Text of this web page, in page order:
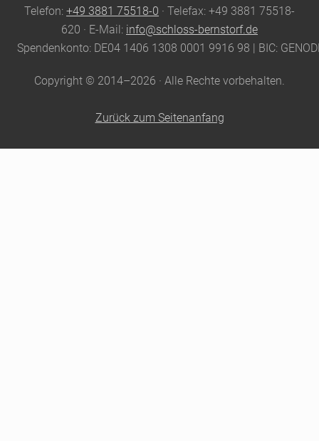
Telefon: +49 3881 75518-0 · Telefax: +49 3881 75518-
620 · E-Mail: info@schloss-bernstorf.de
Spendenkonto: DE04 1406 1308 0001 9916 98 | BIC:
Copyright © 2014–2026 · Alle Rechte vorbehalten.
Zurück zum Seitenanfang